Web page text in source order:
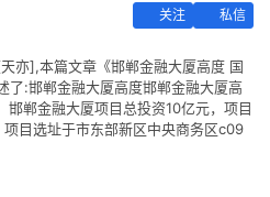
关注
私信
亦],本篇文章《邯郸金融大厦高度 国
了:邯郸金融大厦高度邯郸金融大厦高
郸金融大厦项目总投资10亿元，项目
目选址于市东部新区中央商务区c09